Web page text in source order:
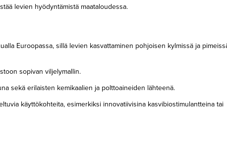
levien hyödyntämistä maataloudessa.
Euroopassa, sillä levien kasvattaminen pohjoisen kylmissä ja
sopivan viljelymallin.
sekä erilaisten kemikaalien ja polttoaineiden lähteenä.
käyttökohteita, esimerkiksi innovatiivisina kasvibiostimulantteina tai